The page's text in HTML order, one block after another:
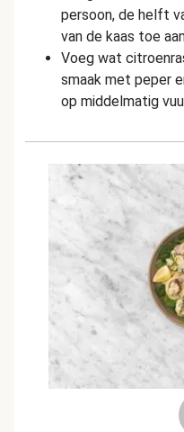
persoon, de helft
van de kaas toe
Voeg wat
smaak met peper
op middelmatig